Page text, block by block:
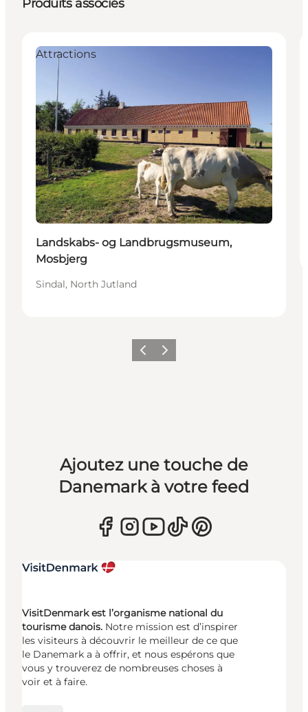
Produits associés
Attractions
Landskabs- og Landbrugsmuseum,
Mosbjerg
Sindal, North Jutland
PrécédentSuivant
Ajoutez une touche de
Danemark à votre feed
VisitDenmark est l’organisme national du
tourisme danois. Notre mission est d’inspirer
les visiteurs à découvrir le meilleur de ce que
le Danemark a à offrir, et nous espérons que
vous y trouverez de nombreuses choses à
voir et à faire.